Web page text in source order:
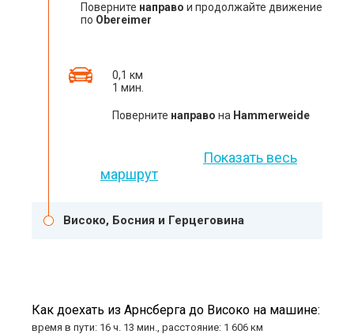
Поверните направо и продолжайте движение
по Obereimer
0,1 км
1 мин.
Поверните направо на Hammerweide
Показать весь
маршрут
Високо, Босния и Герцеговина
Как доехать из Арнсберга до Високо на машине:
время в пути: 16 ч. 13 мин., расстояние: 1 606 км